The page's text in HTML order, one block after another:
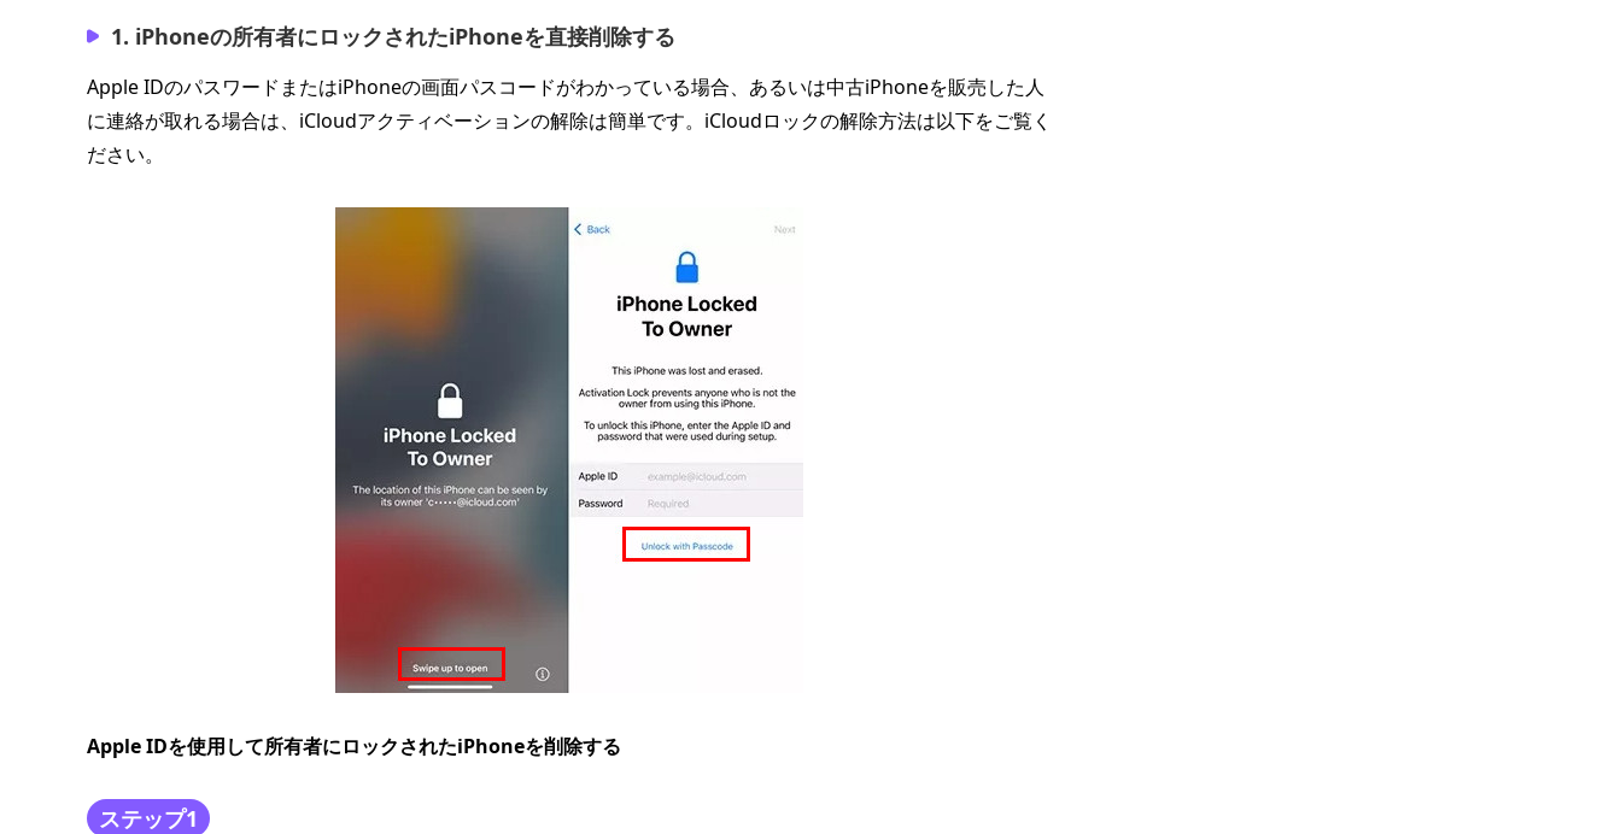
1. iPhoneの所有者にロックされたiPhoneを直接削除する
Apple IDのパスワードまたはiPhoneの画面パスコードがわかっている場合、あるいは中古iPhoneを販売した人
に連絡が取れる場合は、iCloudアクティベーションの解除は簡単です。iCloudロックの解除方法は以下をご覧く
ださい。
Apple IDを使用して所有者にロックされたiPhoneを削除する
ステップ1